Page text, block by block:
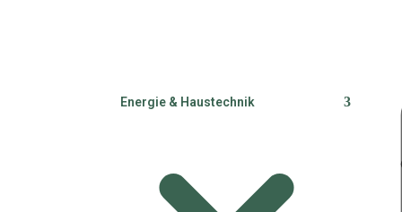
Energie & Haustechnik